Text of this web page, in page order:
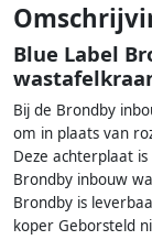
Blue Label
Bij de Brondby
om in plaats van
Deze achterplaat
Brondby inbouw
Brondby is
koper Geborsteld